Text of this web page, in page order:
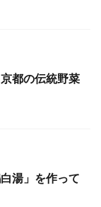
都の伝統野菜
湯」を作って